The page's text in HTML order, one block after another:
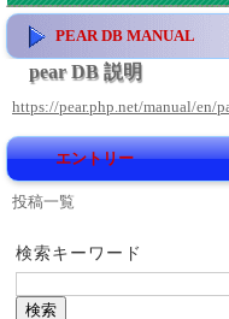
PEAR DB MANUAL
pear DB 説明
https://pear.php.net/manual/en/
エントリー
投稿一覧
検索キーワード